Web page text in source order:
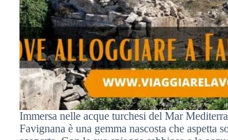
Immersa nelle acque turchesi del Mar
Favignana è una gemma nascosta che aspetta